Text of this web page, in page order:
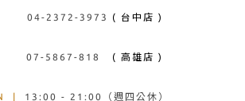
2372-3973 ( 台中店 )
5867-818 ( 高雄店 )
| 13:00 - 21:00（週四公休）